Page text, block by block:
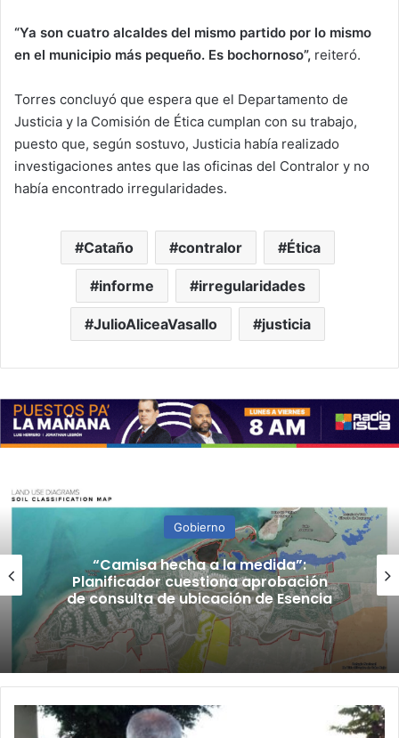
“Ya son cuatro alcaldes del mismo partido por lo mismo
en el municipio más pequeño. Es bochornoso”, reiteró.
Torres concluyó que espera que el Departamento de
Justicia y la Comisión de Ética cumplan con su trabajo,
puesto que, según sostuvo, Justicia había realizado
investigaciones antes que las oficinas del Contralor y no
había encontrado irregularidades.
Cataño contralor Ética
informe irregularidades
JulioAliceaVasallo justicia
Gobierno
“Camisa hecha a la medida”:
Planificador cuestiona aprobación
de consulta de ubicación de Esencia
Operativo
federal